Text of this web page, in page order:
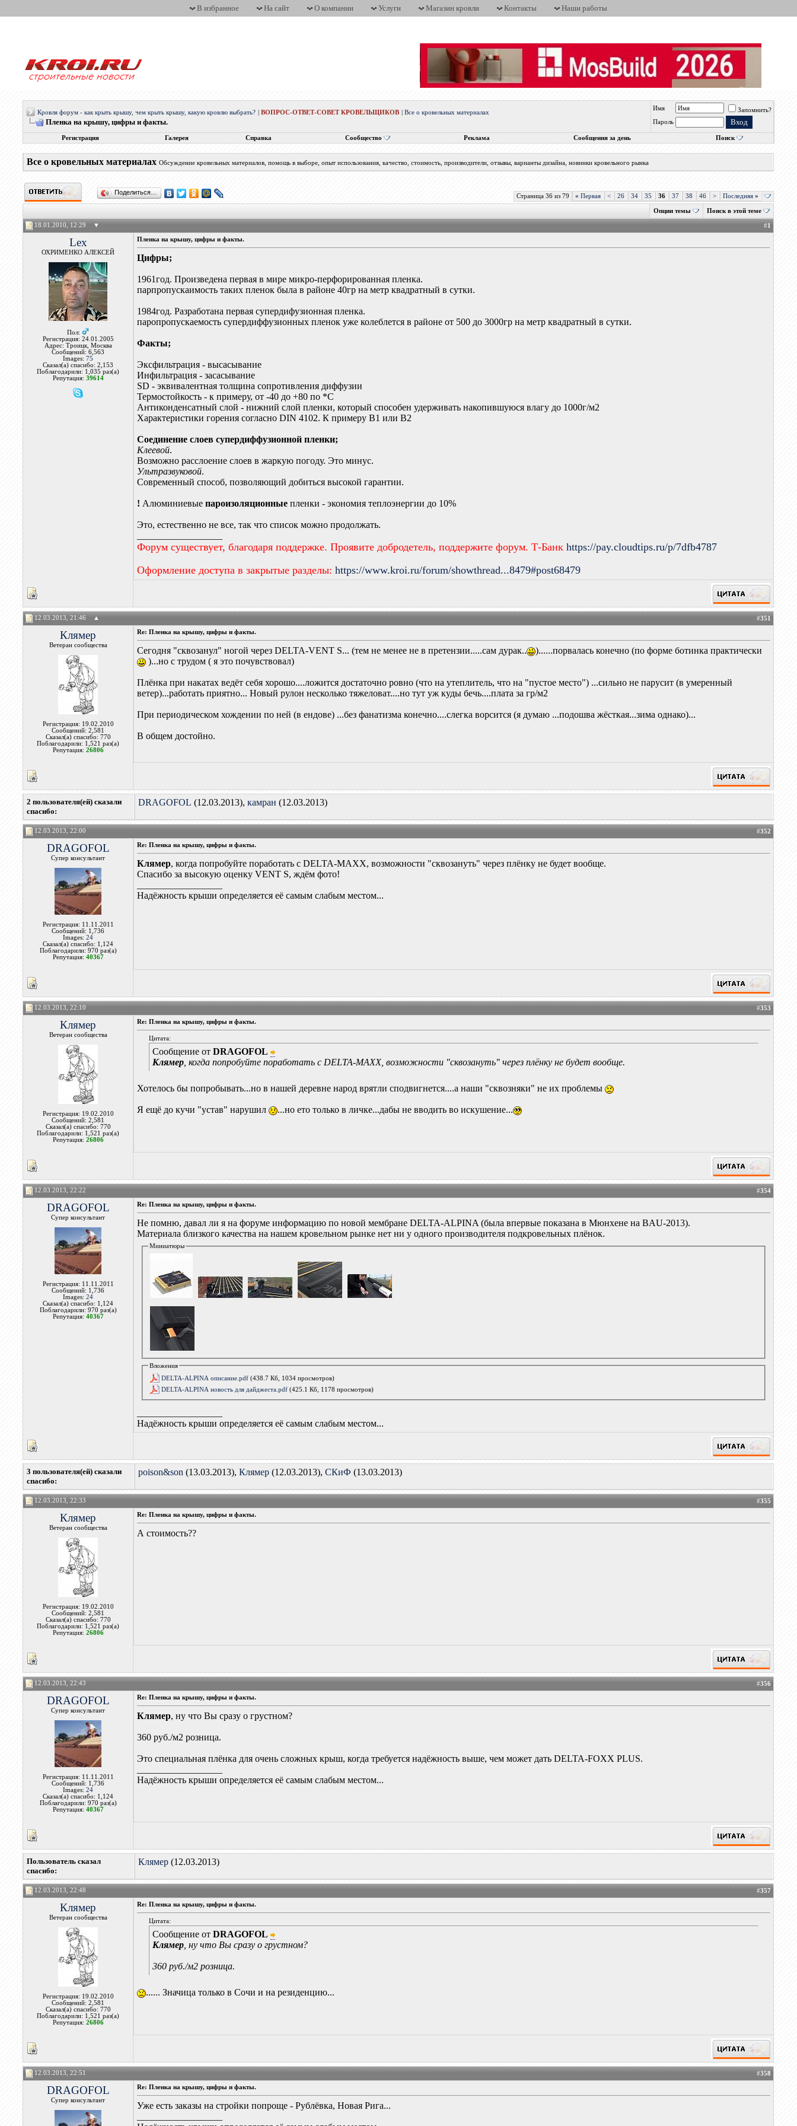
В избранное На сайт О компании Услуги Магазин кровли Контакты Наши работы
Кровля форум - как крыть крышу, чем крыть крышу, какую кровлю выбрать? |ВОПРОС-ОТВЕТ-СОВЕТ КРОВЕЛЬЩИКОВ |Все о кровельных материалах
Пленка на крышу, цифры и факты.
Имя
Запомнить?
Пароль
Регистрация Галерея Справка Сообщество Реклама Сообщения за день Поиск
Все о кровельных материалах Обсуждение кровельных материалов, помощь в выборе, опыт использования, качество, стоимость, производители, отзывы, варианты дизайна, новинки кровельного рынка
Поделиться…
Страница 36 из 79 « Первая < 26 34 35 36 37 38 46 > Последняя»
Опции темы Поиск в этой теме
18.01.2010, 12:29 ▼ #1
Lex
ОХРИМЕНКО АЛЕКСЕЙ
Пол:
Регистрация: 24.01.2005
Адрес: Троицк, Москва
Сообщений: 6,563
Images:75
Сказал(а) спасибо: 2,153
Поблагодарили: 1,035 раз(а)
Репутация: 39614
Пленка на крышу, цифры и факты.
Цифры;
1961год. Произведена первая в мире микро-перфорированная пленка.
парпропускаимость таких пленок была в районе 40гр на метр квадратный в сутки.
1984год. Разработана первая супердифузионная пленка.
паропропускаемость супердиффузионных пленок уже колеблется в районе от 500 до 3000гр на метр квадратный в сутки.
Факты;
Эксфильтрация - высасывание
Инфильтрация - засасывание
SD - эквивалентная толщина сопротивления диффузии
Термостойкость - к примеру, от -40 до +80 по *С
Антиконденсатный слой - нижний слой пленки, который способен удерживать накопившуюся влагу до 1000г/м2
Характеристики горения согласно DIN 4102. К примеру В1 или В2
Соединение слоев супердиффузионной пленки;
Клеевой.
Возможно расслоение слоев в жаркую погоду. Это минус.
Ультразвуковой.
Современный способ, позволяющий добиться высокой гарантии.
! Алюминиевые пароизоляционныепленки - экономия теплоэнергии до 10%
Это, естественно не все, так что список можно продолжать.
Форум существует, благодаря поддержке. Проявите добродетель, поддержите форум. Т-Банкhttps://pay.cloudtips.ru/p/7dfb4787
Оформление доступа в закрытые разделы:https://www.kroi.ru/forum/showthread...8479#post68479
12.03.2013, 21:46 ▲ #351
Клямер
Ветеран сообщества
Регистрация: 19.02.2010
Сообщений: 2,581
Сказал(а) спасибо: 770
Поблагодарили: 1,521 раз(а)
Репутация: 26806
Re: Пленка на крышу, цифры и факты.
Сегодня "сквозанул" ногой через DELTA-VENT S... (тем не менее не в претензии.....сам дурак..
)......порвалась конечно (по форме ботинка практически
)...но с трудом ( я это почувствовал)
Плёнка при накатах ведёт себя хорошо....ложится достаточно ровно (что на утеплитель, что на "пустое место") ...сильно не парусит (в умеренный
ветер)...работать приятно... Новый рулон несколько тяжеловат....но тут уж куды бечь....плата за гр/м2
При периодическом хождении по ней (в ендове) ...без фанатизма конечно....слегка ворсится (я думаю ...подошва жёсткая...зима однако)...
В общем достойно.
2 пользователя(ей) сказали
cпасибо:
DRAGOFOL (12.03.2013),камран (12.03.2013)
12.03.2013, 22:00 #352
DRAGOFOL
Супер консультант
Регистрация: 11.11.2011
Сообщений: 1,736
Images:24
Сказал(а) спасибо: 1,124
Поблагодарили: 970 раз(а)
Репутация: 40367
Re: Пленка на крышу, цифры и факты.
Клямер, когда попробуйте поработать с DELTA-MAXX, возможности "сквозануть" через плёнку не будет вообще.
Спасибо за высокую оценку VENT S, ждём фото!
Надёжность крыши определяется её самым слабым местом...
12.03.2013, 22:10 #353
Клямер
Ветеран сообщества
Регистрация: 19.02.2010
Сообщений: 2,581
Сказал(а) спасибо: 770
Поблагодарили: 1,521 раз(а)
Репутация: 26806
Re: Пленка на крышу, цифры и факты.
Цитата:
Сообщение отDRAGOFOL
Клямер , когда попробуйте поработать с DELTA-MAXX, возможности "сквозануть" через плёнку не будет вообще.
Хотелось бы попробывать...но в нашей деревне народ врятли сподвигнется....а наши "сквозняки" не их проблемы
Я ещё до кучи "устав" нарушил ...но ето только в личке...дабы не вводить во искушение...
12.03.2013, 22:22 #354
DRAGOFOL
Супер консультант
Регистрация: 11.11.2011
Сообщений: 1,736
Images:24
Сказал(а) спасибо: 1,124
Поблагодарили: 970 раз(а)
Репутация: 40367
Re: Пленка на крышу, цифры и факты.
Не помню, давал ли я на форуме информацию по новой мембране DELTA-ALPINA (была впервые показана в Мюнхене на BAU-2013).
Материала близкого качества на нашем кровельном рынке нет ни у одного производителя подкровельных плёнок.
Миниатюры
Вложения
DELTA-ALPINA описание.pdf(438.7 Кб, 1034 просмотров)
DELTA-ALPINA новость для дайджеста.pdf(425.1 Кб, 1178 просмотров)
Надёжность крыши определяется её самым слабым местом...
3 пользователя(ей) сказали
cпасибо:
poison&son (13.03.2013),Клямер (12.03.2013),СКиФ (13.03.2013)
12.03.2013, 22:33 #355
Клямер
Ветеран сообщества
Регистрация: 19.02.2010
Сообщений: 2,581
Сказал(а) спасибо: 770
Поблагодарили: 1,521 раз(а)
Репутация: 26806
Re: Пленка на крышу, цифры и факты.
А стоимость??
12.03.2013, 22:43 #356
DRAGOFOL
Супер консультант
Регистрация: 11.11.2011
Сообщений: 1,736
Images:24
Сказал(а) спасибо: 1,124
Поблагодарили: 970 раз(а)
Репутация: 40367
Re: Пленка на крышу, цифры и факты.
Клямер, ну что Вы сразу о грустном?
360 руб./м2 розница.
Это специальная плёнка для очень сложных крыш, когда требуется надёжность выше, чем может дать DELTA-FOXX PLUS.
Надёжность крыши определяется её самым слабым местом...
Пользователь сказал
cпасибо:
Клямер (12.03.2013)
12.03.2013, 22:48 #357
Клямер
Ветеран сообщества
Регистрация: 19.02.2010
Сообщений: 2,581
Сказал(а) спасибо: 770
Поблагодарили: 1,521 раз(а)
Репутация: 26806
Re: Пленка на крышу, цифры и факты.
Цитата:
Сообщение отDRAGOFOL
Клямер , ну что Вы сразу о грустном?
360 руб./м2 розница.
...... Значица только в Сочи и на резиденцию...
12.03.2013, 22:51 #358
DRAGOFOL
Супер консультант
Re: Пленка на крышу, цифры и факты.
Уже есть заказы на стройки попроще - Рублёвка, Новая Рига...